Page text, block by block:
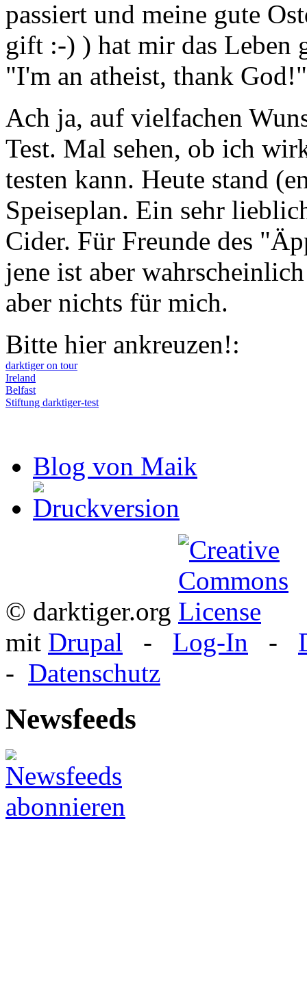
passiert und meine gute
gift :-) ) hat mir das Leben
"I'm an atheist, thank God!"
Ach ja, auf vielfachen
Test. Mal sehen, ob ich
testen kann. Heute stand
Speiseplan. Ein sehr
Cider. Für Freunde des
jene ist aber
aber nichts für mich.
Bitte hier ankreuzen!:
darktiger on tour
Ireland
Belfast
Stiftung darktiger-test
Blog von Maik
© darktiger.org
mit Drupal - Log-In -
- Datenschutz
Newsfeeds